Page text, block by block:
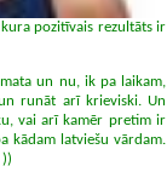
pozitīvais rezultāts ir
un nu, ik pa laikam,
runāt arī krieviski. Un
vai arī kamēr pretim ir
kādam latviešu vārdam.
))